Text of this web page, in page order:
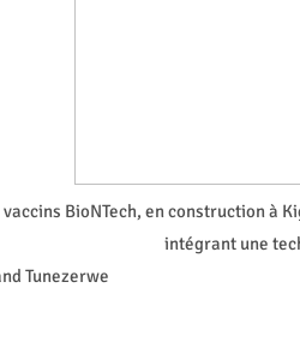
vaccins BioNTech, en construction à
intégrant une
Tunezerwe